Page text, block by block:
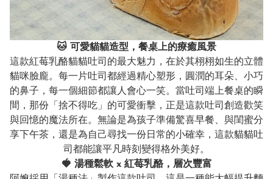
🐱 可愛貓貓造型，餐桌上的療癒風景
這款紅莓乳酪貓貓吐司的最大魅力，在於其栩栩如生的立體
貓咪臉龐。每一片吐司都經過精心塑形，圓潤的耳朵、小巧
的鼻子，每一個細節都讓人會心一笑。當吐司端上餐桌的瞬
間，那份「捨不得吃」的可愛衝擊，正是這款吐司創造歡笑
與回憶的魔法所在。無論是為孩子準備驚喜早餐、與閨蜜分
享下午茶，還是為自己尋找一份日常的小確幸，這款貓貓吐
司都能讓平凡時刻變得格外美好。
🍓 湯種鬆軟 x 紅莓乳酪，層次豐富